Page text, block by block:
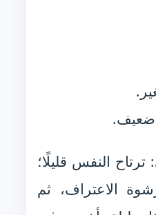
ضعيف.
النفس قليلًا؛
الاعتراف، ثم